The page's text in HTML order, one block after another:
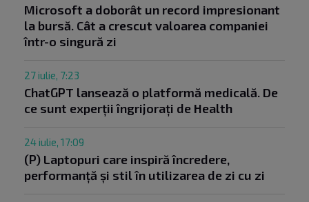
Microsoft a doborât un record impresionant
la bursă. Cât a crescut valoarea companiei
într-o singură zi
27 iulie, 7:23
ChatGPT lansează o platformă medicală. De
ce sunt experții îngrijorați de Health
24 iulie, 17:09
(P) Laptopuri care inspiră încredere,
performanță și stil în utilizarea de zi cu zi